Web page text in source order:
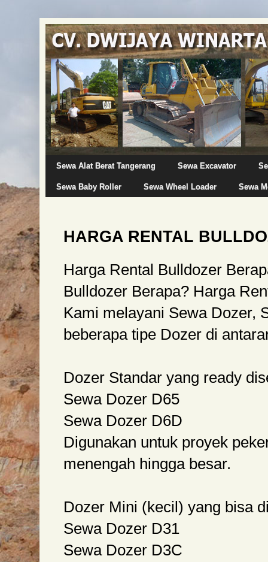
Sewa Alat Berat Tangerang Sewa Excavator
Sewa Baby Roller Sewa Wheel Loader Sewa
HARGA RENTAL
Harga Rental Bulldozer
Bulldozer Berapa? Harga
Kami melayani Sewa Dozer,
beberapa tipe Dozer di
Dozer Standar yang ready
Sewa Dozer D65
Sewa Dozer D6D
Digunakan untuk proyek
menengah hingga besar.
Dozer Mini (kecil) yang bisa
Sewa Dozer D31
Sewa Dozer D3C